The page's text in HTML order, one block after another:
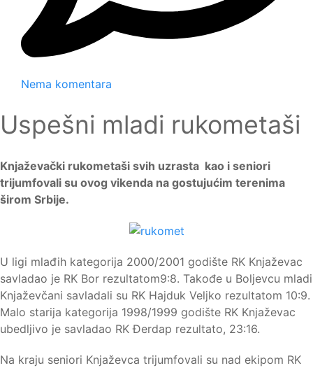
Nema komentara
Uspešni mladi rukometaši
Knjaževački rukometaši svih uzrasta kao i seniori
trijumfovali su ovog vikenda na gostujućim terenima
širom Srbije.
U ligi mlađih kategorija 2000/2001 godište RK Knjaževac
savladao je RK Bor rezultatom9:8. Takođe u Boljevcu mladi
Knjaževčani savladali su RK Hajduk Veljko rezultatom 10:9.
Malo starija kategorija 1998/1999 godište RK Knjaževac
ubedljivo je savladao RK Đerdap rezultato, 23:16.
Na kraju seniori Knjaževca trijumfovali su nad ekipom RK